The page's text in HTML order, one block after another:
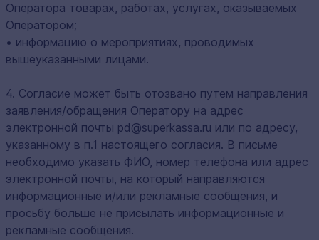
Оператора товарах, работах, услугах, оказываемых
Оператором;
• информацию о мероприятиях, проводимых
вышеуказанными лицами.
4. Согласие может быть отозвано путем направления
заявления/обращения Оператору на адрес
электронной почты pd@superkassa.ru или по адресу,
указанному в п.1 настоящего согласия. В письме
необходимо указать ФИО, номер телефона или адрес
электронной почты, на который направляются
информационные и/или рекламные сообщения, и
просьбу больше не присылать информационные и
рекламные сообщения.